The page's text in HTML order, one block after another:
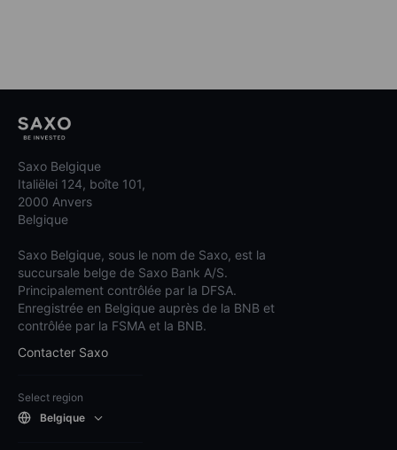
Saxo Belgique
Italiëlei 124, boîte 101,
2000 Anvers
Belgique
Saxo Belgique, sous le nom de Saxo, est la
succursale belge de Saxo Bank A/S.
Principalement contrôlée par la DFSA.
Enregistrée en Belgique auprès de la BNB et
contrôlée par la FSMA et la BNB.
Contacter Saxo
Select region
Belgique